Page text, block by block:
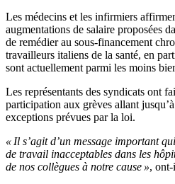
Les médecins et les infirmiers
augmentations de salaire proposées
de remédier au sous-financement
travailleurs italiens de la santé, en
sont actuellement parmi les moins
Les représentants des syndicats ont
participation aux grèves allant
exceptions prévues par la loi.
« Il s’agit d’un message important
de travail inacceptables dans les
de nos collègues à notre cause »,